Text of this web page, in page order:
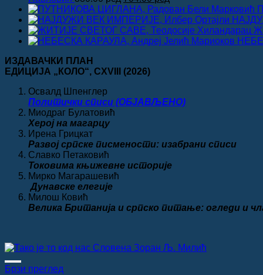
цена
је
била:
880.00 рсд.
цена
је:
704.00 рсд.
ИЗДАВАЧКИ ПЛАН
ЕДИЦИЈА „КОЛО“, CXVIII
(2026)
Освалд Шпенглер
Политички списи (ОБЈАВЉЕНО)
Миодраг Булатовић
Херој на магарцу
Ирена Грицкат
Развој српске писмености: изабрани списи
Славко Петаковић
Токовима књижевне историје
Мирко Магарашевић
Дунавске елегије
Милош Ковић
Велика Британија и српско питање: огледи и
Брзи преглед